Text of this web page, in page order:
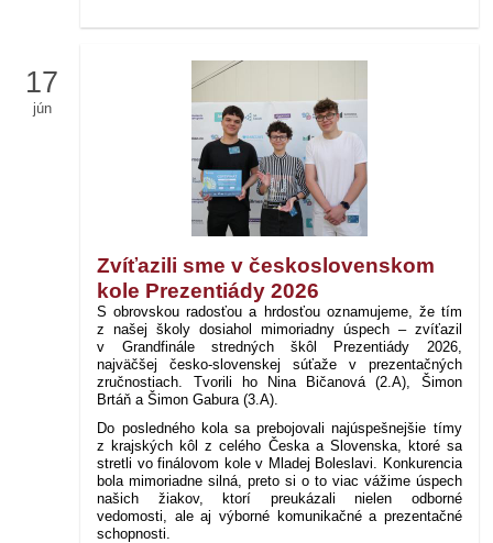
17
jún
Zvíťazili sme v československom
kole Prezentiády 2026
S obrovskou radosťou a hrdosťou oznamujeme, že tím
z našej školy dosiahol mimoriadny úspech – zvíťazil
v Grandfinále stredných škôl Prezentiády 2026,
najväčšej česko-slovenskej súťaže v prezentačných
zručnostiach. Tvorili ho Nina Bičanová (2.A), Šimon
Brtáň a Šimon Gabura (3.A).
Do posledného kola sa prebojovali najúspešnejšie tímy
z krajských kôl z celého Česka a Slovenska, ktoré sa
stretli vo finálovom kole v Mladej Boleslavi. Konkurencia
bola mimoriadne silná, preto si o to viac vážime úspech
našich žiakov, ktorí preukázali nielen odborné
vedomosti, ale aj výborné komunikačné a prezentačné
schopnosti.